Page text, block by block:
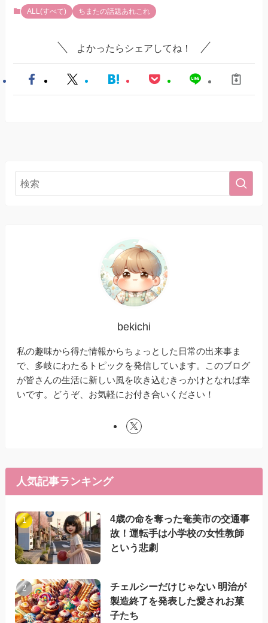
ALL(すべて) ちまたの話題あれこれ
よかったらシェアしてね！
bekichi
私の趣味から得た情報からちょっとした日常の出来事ま
で、多岐にわたるトピックを発信しています。このブログ
が皆さんの生活に新しい風を吹き込むきっかけとなれば幸
いです。どうぞ、お気軽にお付き合いください！
人気記事ランキング
4歳の命を奪った奄美市の交通事
故！運転手は小学校の女性教師
という悲劇
チェルシーだけじゃない 明治が
製造終了を発表した愛されお菓
子たち